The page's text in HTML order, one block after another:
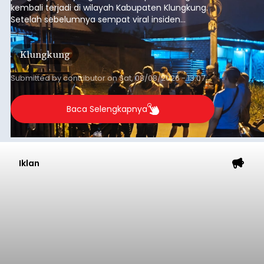
kembali terjadi di wilayah Kabupaten Klungkung.
Setelah sebelumnya sempat viral insiden
keributan di barat Pasar Galiran, peristiwa serupa
kini menimpa seorang pemuda asal Kabupaten
Sumba Barat Daya (SBD), Nusa Tenggara Timur
(NTT).
Klungkung
Submitted bycontributoronSat, 08/08/2026 - 13:07
Baca Selengkapnya
Iklan